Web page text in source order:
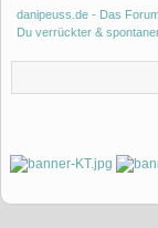
danipeuss.de - Das
Du verrückter &